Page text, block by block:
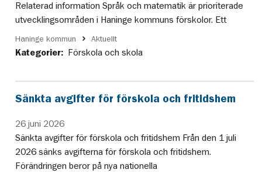
Relaterad information Språk och matematik är prioriterade
utvecklingsområden i Haninge kommuns förskolor. Ett
Haninge kommun Aktuellt
Kategorier: Förskola och skola
Sänkta avgifter för förskola och fritidshem
26 juni 2026
Sänkta avgifter för förskola och fritidshem Från den 1 juli
2026 sänks avgifterna för förskola och fritidshem.
Förändringen beror på nya nationella